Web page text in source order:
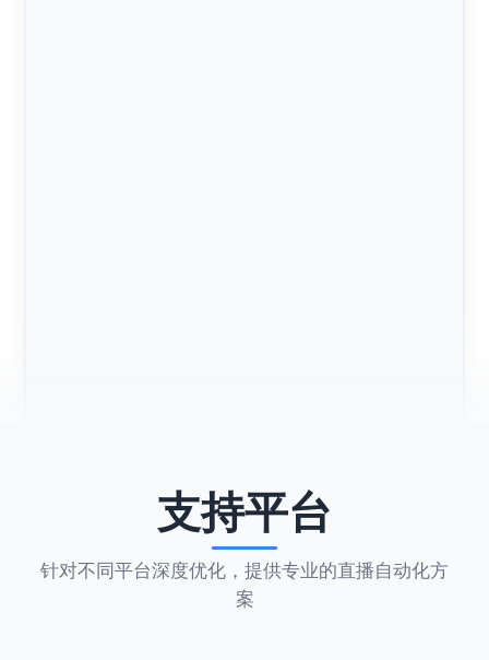
支持平台
针对不同平台深度优化，提供专业的直播自动化方
案